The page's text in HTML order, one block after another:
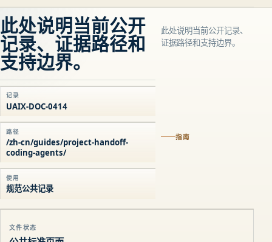
指南
此处说明当前公开
记录、证据路径和
支持边界。
此处说明当前公开记录、
证据路径和支持边界。
记录
UAIX-DOC-0414
路径
/zh-cn/guides/project-handoff-
coding-agents/
使用
规范公共记录
文件状态